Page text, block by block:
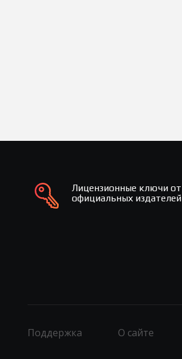
Лицензионные ключи от
официальных издателей
Поддержка О сайте